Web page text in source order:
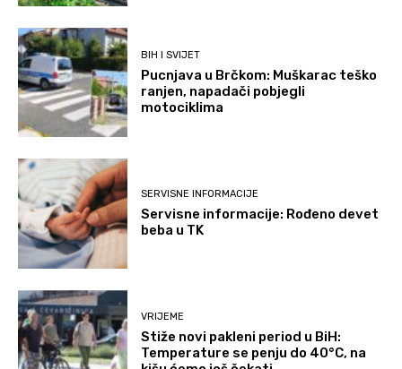
BIH I SVIJET
Pucnjava u Brčkom: Muškarac teško
ranjen, napadači pobjegli
motociklima
SERVISNE INFORMACIJE
Servisne informacije: Rođeno devet
beba u TK
VRIJEME
Stiže novi pakleni period u BiH:
Temperature se penju do 40°C, na